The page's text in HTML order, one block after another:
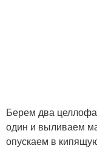
Берем два
один и выливаем
опускаем в